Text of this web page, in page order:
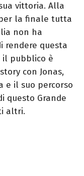
vittoria. Alla
la finale tutta
non ha
rendere questa
il pubblico è
con Jonas,
e il suo percorso
questo Grande
altri.